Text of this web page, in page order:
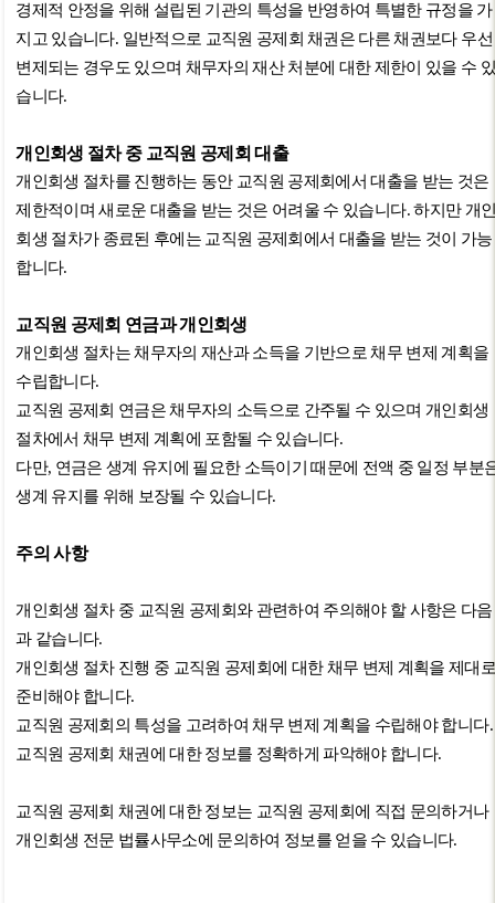
경제적 안정을 위해 설립된 기관의 특성을 반영하여 특별한 규정을 가
지고 있습니다. 일반적으로 교직원 공제회 채권은 다른 채권보다 우선
변제되는 경우도 있으며 채무자의 재산 처분에 대한 제한이 있을 수
습니다.
개인회생 절차 중 교직원 공제회 대출
개인회생 절차를 진행하는 동안 교직원 공제회에서 대출을 받는 것은
제한적이며 새로운 대출을 받는 것은 어려울 수 있습니다.하지만 개
회생 절차가 종료된 후에는 교직원 공제회에서 대출을 받는 것이 가능
합니다.
교직원 공제회 연금과 개인회생
개인회생 절차는 채무자의 재산과 소득을 기반으로 채무 변제 계획을
수립합니다.
교직원 공제회 연금은 채무자의 소득으로 간주될 수 있으며 개인회생
절차에서 채무 변제 계획에 포함될 수 있습니다.
다만, 연금은 생계 유지에 필요한 소득이기 때문에 전액 중 일정 부분
생계 유지를 위해 보장될 수 있습니다.
주의 사항
개인회생 절차 중 교직원 공제회와 관련하여 주의해야 할 사항은 다음
과 같습니다.
개인회생 절차 진행 중 교직원 공제회에 대한 채무 변제 계획을 제대
준비해야 합니다.
교직원 공제회의 특성을 고려하여 채무 변제 계획을 수립해야 합니다.
교직원 공제회 채권에 대한 정보를 정확하게 파악해야 합니다.
교직원 공제회 채권에 대한 정보는 교직원 공제회에 직접 문의하거나
개인회생 전문 법률사무소에 문의하여 정보를 얻을 수 있습니다.